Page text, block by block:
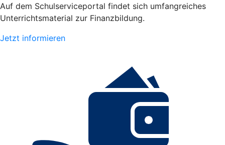
Auf dem Schulserviceportal findet sich umfangreiches
Unterrichtsmaterial zur Finanzbildung.
Jetzt informieren